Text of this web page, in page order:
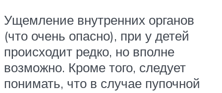
Ущемление внутренних органов
(что очень опасно), при у детей
происходит редко, но вполне
возможно. Кроме того, следует
понимать, что в случае пупочной